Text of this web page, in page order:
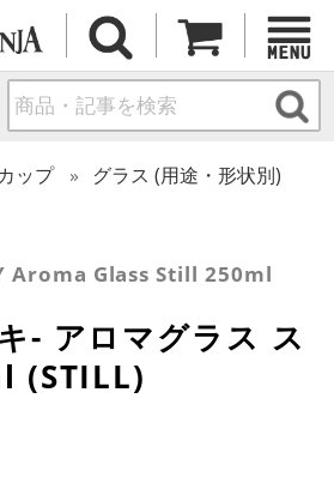
ップ
グラス (用途・形状別)
Aroma Glass Still 250ml
- アロマグラス ス
(STILL)